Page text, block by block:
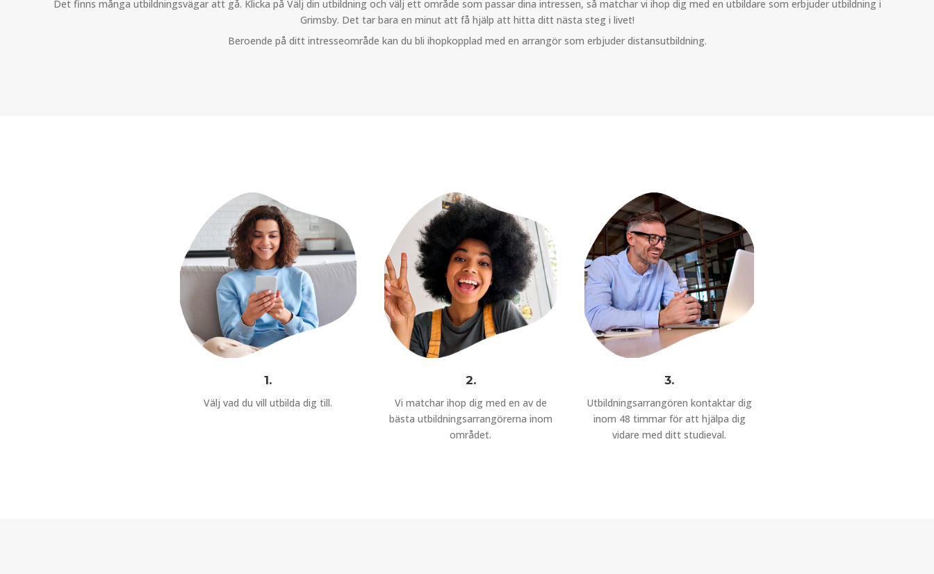
Det finns många utbildningsvägar att gå. Klicka på Välj din utbildning och välj ett område som passar dina intressen, så matchar vi ihop dig med en utbildare som erbjuder utbildning i
Grimsby. Det tar bara en minut att få hjälp att hitta ditt nästa steg i livet!
Beroende på ditt intresseområde kan du bli ihopkopplad med en arrangör som erbjuder distansutbildning.
1.
Välj vad du vill utbilda dig till.
2.
Vi matchar ihop dig med en av de
bästa utbildningsarrangörerna inom
området.
3.
Utbildningsarrangören kontaktar dig
inom 48 timmar för att hjälpa dig
vidare med ditt studieval.